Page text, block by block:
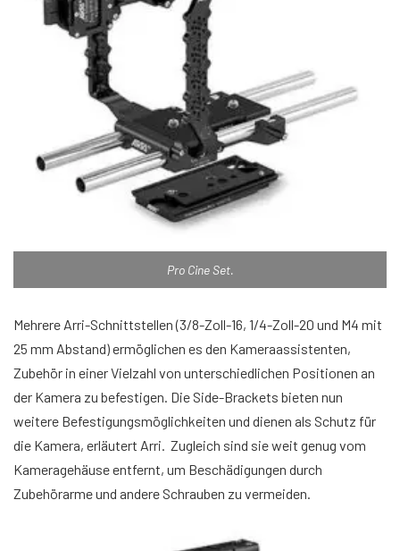
Pro Cine Set.
Mehrere Arri-Schnittstellen (3/8-Zoll-16, 1/4-Zoll-20 und M4 mit
25 mm Abstand) ermöglichen es den Kameraassistenten,
Zubehör in einer Vielzahl von unterschiedlichen Positionen an
der Kamera zu befestigen. Die Side-Brackets bieten nun
weitere Befestigungsmöglichkeiten und dienen als Schutz für
die Kamera, erläutert Arri. Zugleich sind sie weit genug vom
Kameragehäuse entfernt, um Beschädigungen durch
Zubehörarme und andere Schrauben zu vermeiden.